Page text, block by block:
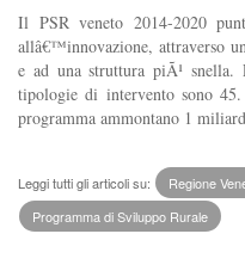
Il PSR veneto 2014-2020
allâ€™innovazione, attraverso
e ad una struttura piÃ¹
tipologie di intervento sono
programma ammontano 1
Leggi tutti gli articoli su: Regione
Programma di Sviluppo Rurale